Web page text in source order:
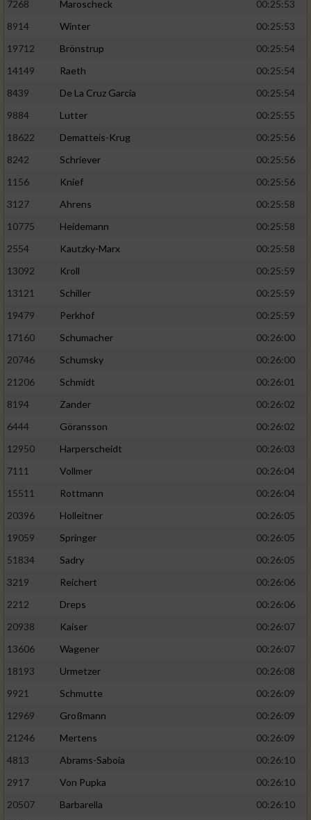
7268
Maroscheck
00:25:53
8914
Winter
00:25:53
19712
Brönstrup
00:25:54
14149
Raeth
00:25:54
8439
De La Cruz Garcia
00:25:54
9884
Lutter
00:25:55
18622
Dematteis-Krug
00:25:56
8242
Schriever
00:25:56
1156
Knief
00:25:56
3127
Ahrens
00:25:58
10775
Heidemann
00:25:58
2554
Kautzky-Marx
00:25:58
13092
Kroll
00:25:59
13121
Schiller
00:25:59
19479
Perkhof
00:25:59
17160
Schumacher
00:26:00
20746
Schumsky
00:26:00
21206
Schmidt
00:26:01
8194
Zander
00:26:02
6444
Göransson
00:26:02
12950
Harperscheidt
00:26:03
7111
Vollmer
00:26:04
15511
Rottmann
00:26:04
20396
Holleitner
00:26:05
19059
Springer
00:26:05
51834
Sadry
00:26:05
3219
Reichert
00:26:06
2212
Dreps
00:26:06
20938
Kaiser
00:26:07
13606
Wagener
00:26:07
18193
Urmetzer
00:26:08
9921
Schmutte
00:26:09
12969
Großmann
00:26:09
21246
Mertens
00:26:09
4813
Abrams-Saboia
00:26:10
2917
Von Pupka
00:26:10
20507
Barbarella
00:26:10
von Inhalten
personalisierter Inhalte
Analyse von Zielgruppen durch Statistiken
verschiedenen Quellen
Verwendung reduzierter Daten zur Auswahl
Verwendung genauer Standortdaten
Informationen identifizieren
Nicht-IAB-Verarbeitungszwecke: